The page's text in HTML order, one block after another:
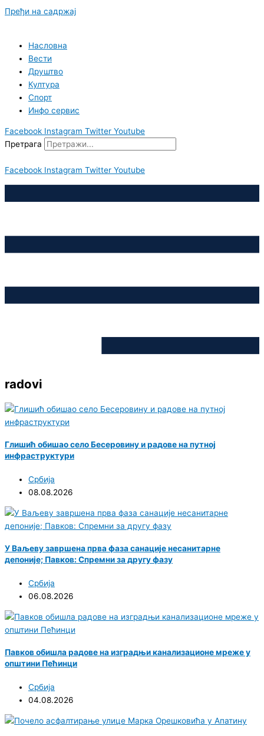
Пређи на садржај
Насловна
Вести
Друштво
Култура
Спорт
Инфо сервис
Facebook Instagram Twitter Youtube
Претрага
Facebook Instagram Twitter Youtube
radovi
Глишић обишао село Бесеровину и радове на путној
инфраструктури
Србија
08.08.2026
У Ваљеву завршена прва фаза санације несанитарне
депоније; Павков: Спремни за другу фазу
Србија
06.08.2026
Павков обишла радове на изградњи канализационе мреже у
општини Пећинци
Србија
04.08.2026